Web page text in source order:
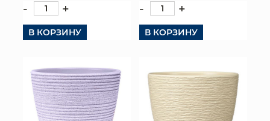
- +
В КОРЗИНУ
- +
В КОРЗИНУ